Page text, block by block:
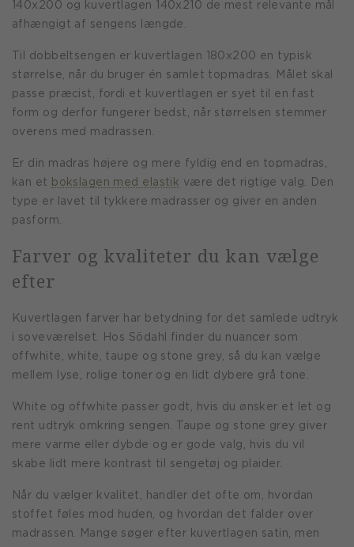
140x200 og kuvertlagen 140x210 de mest relevante mål
afhængigt af sengens længde.
Til dobbeltsengen er kuvertlagen 180x200 en typisk
størrelse, når du bruger én samlet topmadras. Målet skal
passe præcist, fordi et kuvertlagen er syet til en fast
form og derfor fungerer bedst, når størrelsen stemmer
overens med madrassen.
Er din madras højere og mere fyldig end en topmadras,
kan et
bokslagen med elastik være det rigtige valg. Den
type er lavet til tykkere madrasser og giver en anden
pasform.
Farver og kvaliteter du kan vælge
efter
Kuvertlagen farver har betydning for det samlede udtryk
i soveværelset. Hos Södahl finder du nuancer som
offwhite, white, taupe og stone grey, så du kan vælge
mellem lyse, rolige toner og en lidt dybere grå tone.
White og offwhite passer godt, hvis du ønsker et let og
rent udtryk omkring sengen. Taupe og stone grey giver
mere varme eller dybde og er gode valg, hvis du vil
skabe lidt mere kontrast til sengetøj og plaider.
Når du vælger kvalitet, handler det ofte om, hvordan
stoffet føles mod huden, og hvordan det falder over
madrassen. Mange søger efter kuvertlagen satin, men